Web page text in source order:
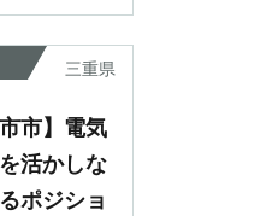
三重県
市】電気
活かしな
ポジショ